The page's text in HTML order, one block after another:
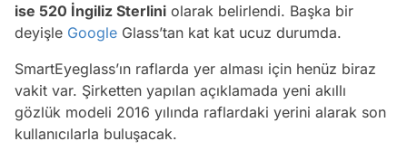
ise 520 İngiliz Sterlini olarak belirlendi. Başka bir
deyişle Google Glass’tan kat kat ucuz durumda.
SmartEyeglass’ın raflarda yer alması için henüz biraz
vakit var. Şirketten yapılan açıklamada yeni akıllı
gözlük modeli 2016 yılında raflardaki yerini alarak son
kullanıcılarla buluşacak.